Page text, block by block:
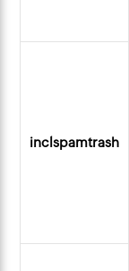
inclspamtrash